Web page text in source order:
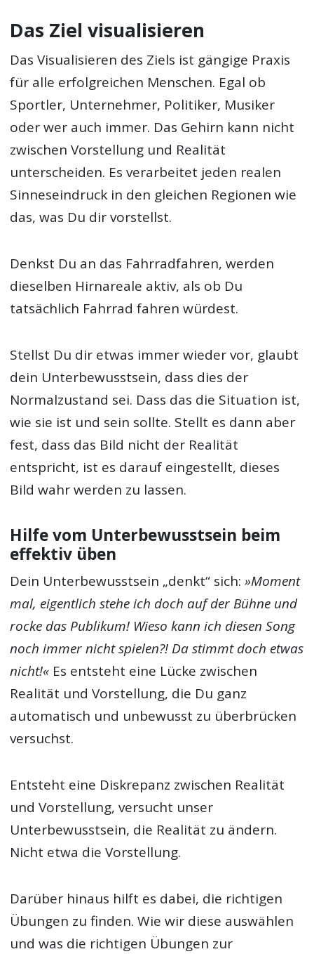
Das Ziel visualisieren
Das Visualisieren des Ziels ist gängige Praxis
für alle erfolgreichen Menschen. Egal ob
Sportler, Unternehmer, Politiker, Musiker
oder wer auch immer. Das Gehirn kann nicht
zwischen Vorstellung und Realität
unterscheiden. Es verarbeitet jeden realen
Sinneseindruck in den gleichen Regionen wie
das, was Du dir vorstellst.
Denkst Du an das Fahrradfahren, werden
dieselben Hirnareale aktiv, als ob Du
tatsächlich Fahrrad fahren würdest.
Stellst Du dir etwas immer wieder vor, glaubt
dein Unterbewusstsein, dass dies der
Normalzustand sei. Dass das die Situation ist,
wie sie ist und sein sollte. Stellt es dann aber
fest, dass das Bild nicht der Realität
entspricht, ist es darauf eingestellt, dieses
Bild wahr werden zu lassen.
Hilfe vom Unterbewusstsein beim
effektiv üben
Dein Unterbewusstsein „denkt“ sich:»Moment
mal, eigentlich stehe ich doch auf der Bühne und
rocke das Publikum! Wieso kann ich diesen Song
noch immer nicht spielen?! Da stimmt doch etwas
nicht!« Es entsteht eine Lücke zwischen
Realität und Vorstellung, die Du ganz
automatisch und unbewusst zu überbrücken
versuchst.
Entsteht eine Diskrepanz zwischen Realität
und Vorstellung, versucht unser
Unterbewusstsein, die Realität zu ändern.
Nicht etwa die Vorstellung.
Darüber hinaus hilft es dabei, die richtigen
Übungen zu finden. Wie wir diese auswählen
und was die richtigen Übungen zur